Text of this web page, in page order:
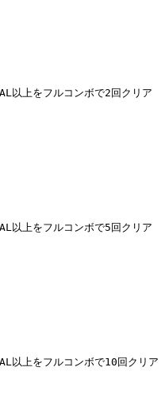
以上をフルコンボで2回クリア
以上をフルコンボで5回クリア
以上をフルコンボで10回クリア